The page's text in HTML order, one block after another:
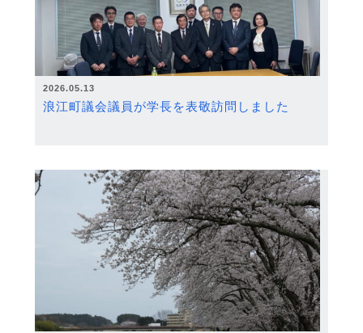
2026.05.13
浪江町議会議員が学長を表敬訪問しました